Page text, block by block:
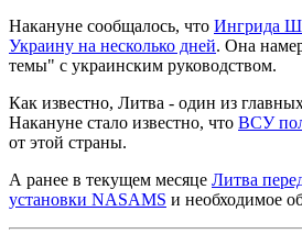
Накануне сообщалось, что Ингрида
Украину на несколько дней. Она
темы" с украинским руководством.
Как известно, Литва - один из
Накануне стало известно, что ВСУ
от этой страны.
А ранее в текущем месяце Литва
установки NASAMS и необходимое